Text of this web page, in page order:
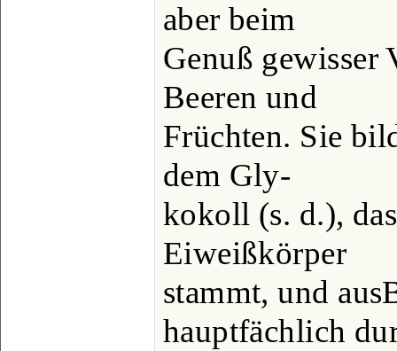
aber beim
Genuß gewisser
Beeren und
Früchten. Sie
dem Gly-
kokoll (s. d.),
Eiweißkörper
stammt, und
hauptfächlich